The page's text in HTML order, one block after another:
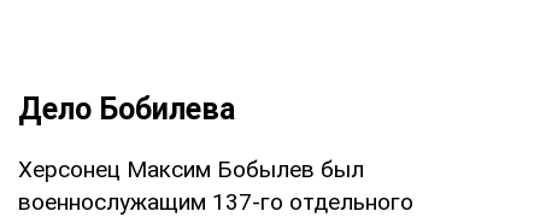
Дело Бобилева
Херсонец Максим Бобылев был
военнослужащим 137-го отдельного